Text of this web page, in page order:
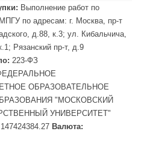
Выполнение работ по
по адресам: г. Москва, пр-т
д.88, к.3; ул. Кибальчича,
Рязанский пр-т, д.9
223-ФЗ
ОБРАЗОВАТЕЛЬНОЕ
"МОСКОВСКИЙ
УНИВЕРСИТЕТ"
147424384.27 Валюта: